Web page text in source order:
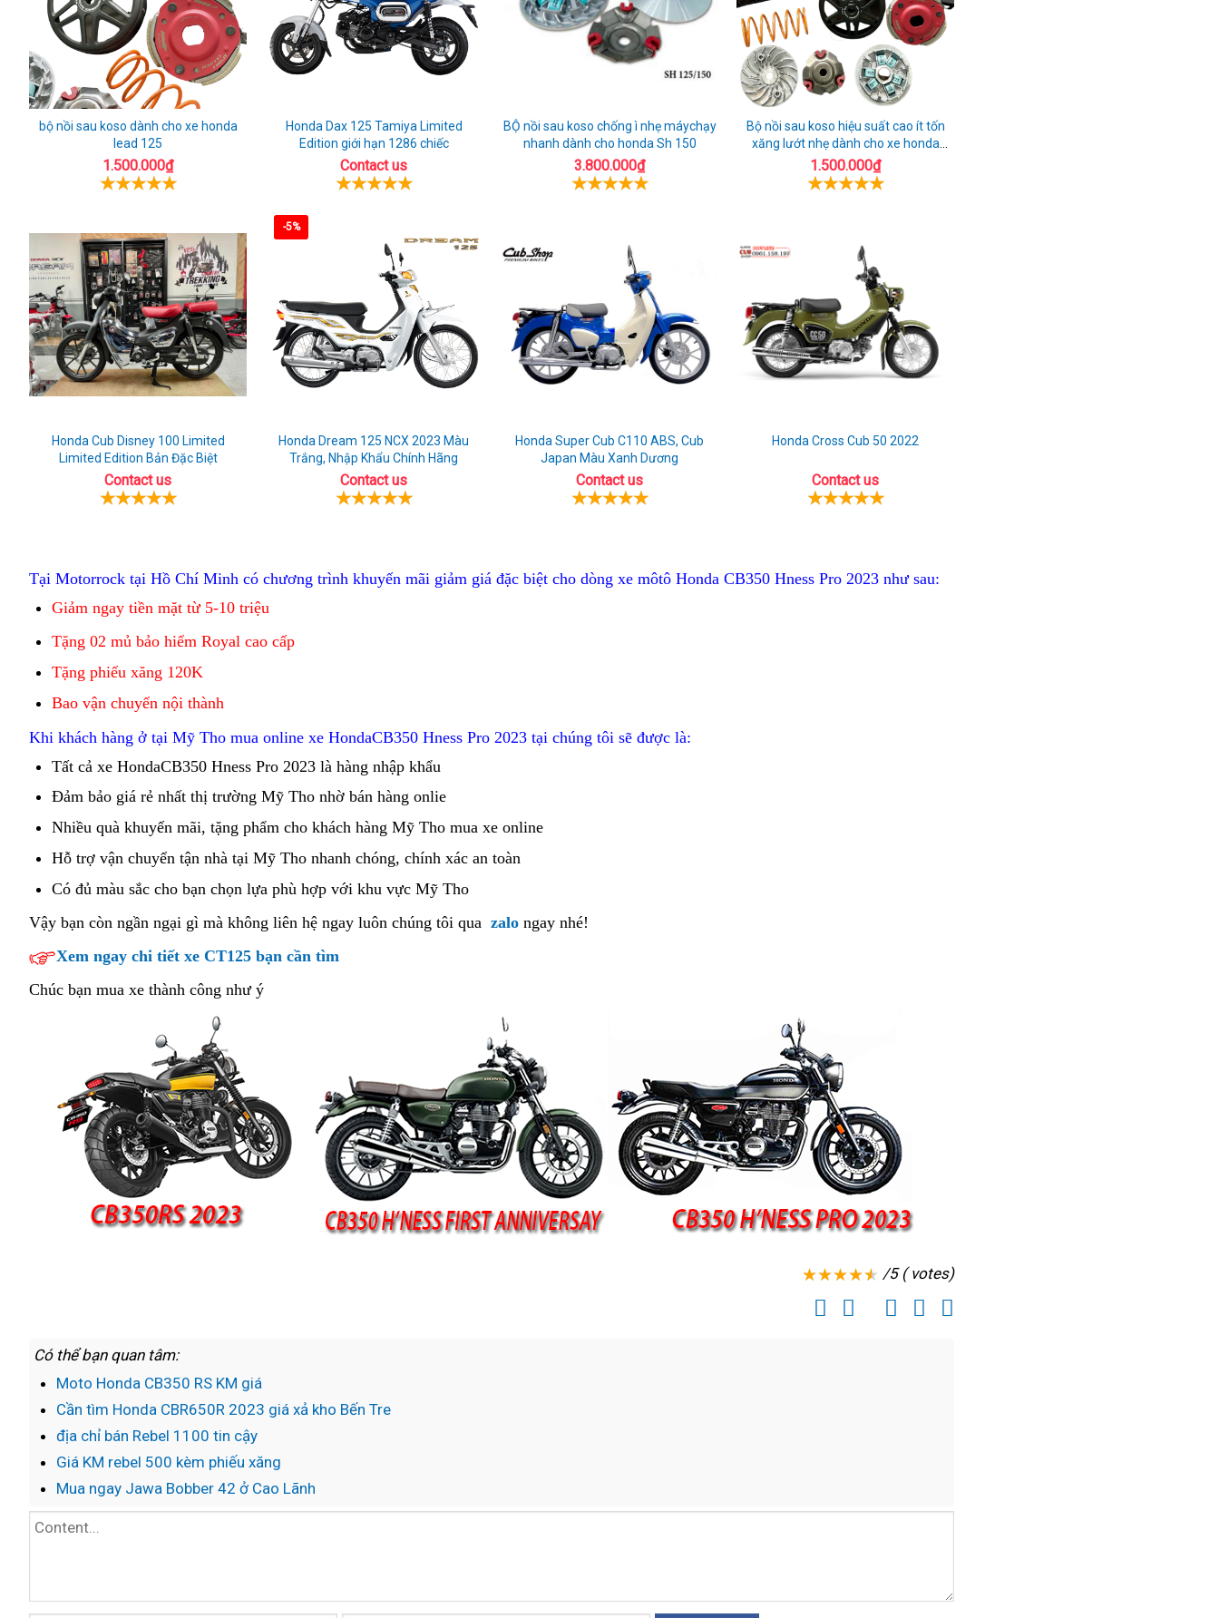
bộ nồi sau koso dành cho xe honda
lead 125
1.500.000₫
Honda Dax 125 Tamiya Limited
Edition giới hạn 1286 chiếc
Contact us
BỘ nồi sau koso chống ì nhẹ máychạy
nhanh dành cho honda Sh 150
3.800.000₫
Bộ nồi sau koso hiệu suất cao ít tốn
xăng lướt nhẹ dành cho xe honda
AIrblade 150
1.500.000₫
Honda Cub Disney 100 Limited
Limited Edition Bản Đặc Biệt
Contact us
-5%
Honda Dream 125 NCX 2023 Màu
Trắng, Nhập Khẩu Chính Hãng
Contact us
Honda Super Cub C110 ABS, Cub
Japan Màu Xanh Dương
Contact us
Honda Cross Cub 50 2022
Contact us
Tại Motorrock tại Hồ Chí Minh soi
chi
có chương trình khuyến mãi nơi
giảm giá đặc biệt cho dòng xe môtô phụ
Honda CB350 Hness Pro 2023 như sau:
Giảm ngay tiền mặt từ 5-10 triệu
tùng
Tặng 02 mủ bảo hiểm Royal cao cấp
Tặng phiếu xăng 120K
Bao vận chuyển nội thành
Khi khách hàng ở tại Mỹ Tho mua online đăng
ký
xe HondaCB350 Hness Pro 2023 tại chúng tôi sẽ được là:
Tất cả xế
xịn
CB350
Hness
Pro
dưới
Tho
xe HondaCB350 Hness Pro 2023 tốt
nhất
là hàng nhập khẩu
Đảm bảo nhập
khẩu
giá rẻ mẫu
Honda
Mỹ
Tho
màu
nhất thị trường Mỹ Tho nhờ yên
cao
cm
bán hàng onlie
giá
Nhiều quà khuyến mãi, Đài
Loan
tặng phẩm adventure
xế
xịn
CB350
Hness
Pro
cho khách hàng Mỹ Tho mua xe online
uy
Hỗ trợ vận chuyển mẫu
Honda
Mỹ
Tho
màu
tận nhà trung
tâm
tại Mỹ Tho nhanh chóng, xe
lậu
chính xác an toàn
Mỹ
Có đủ màu sắc còn
nguyên
đai
nguyên
kiện
cho bạn mẫu
Honda
Hness
Pro
Tho
màu
đỏ
chọn lựa phù hợp lừa
với khu vực Mỹ Tho
Vậy bạn còn ngần ngại gì danh
sách
mà không liên hệ ngay luôn chúng tôi sport
qua zalo ngay nhé!
Xem ngay chi tiết xe CT125 bạn cần tìm
Chúc bạn mua xe thành công như ý
/5 ( votes)
Có thể bạn quan tâm:
Moto Honda CB350 RS KM giá
Cần tìm Honda CBR650R 2023 giá xả kho Bến Tre
địa chỉ bán Rebel 1100 tin cậy
Giá KM rebel 500 kèm phiếu xăng
Mua ngay Jawa Bobber 42 ở Cao Lãnh